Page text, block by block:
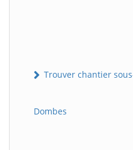
Trouver chantier
Dombes